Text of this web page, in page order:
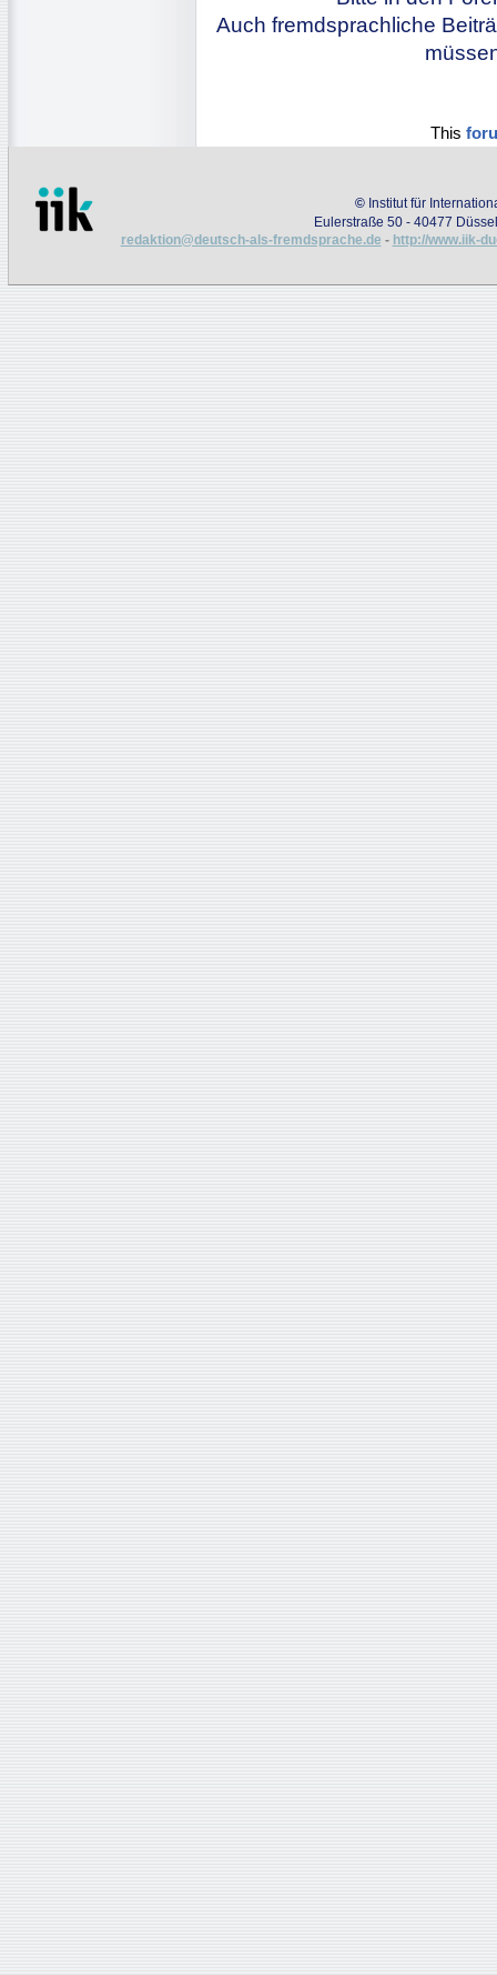
Auch fremdsprachliche
This
© Institut für
Eulerstraße 50 - 40477
redaktion@deutsch-als-fremdsprache.de - http://www.iik-